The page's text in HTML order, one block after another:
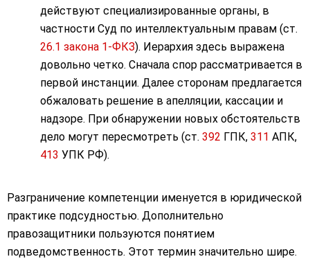
действуют специализированные органы, в
частности Суд по интеллектуальным правам (ст.
26.1 закона 1-ФКЗ). Иерархия здесь выражена
довольно четко. Сначала спор рассматривается в
первой инстанции. Далее сторонам предлагается
обжаловать решение в апелляции, кассации и
надзоре. При обнаружении новых обстоятельств
дело могут пересмотреть (ст. 392 ГПК, 311 АПК,
413 УПК РФ).
Разграничение компетенции именуется в юридической
практике подсудностью. Дополнительно
правозащитники пользуются понятием
подведомственность. Этот термин значительно шире.